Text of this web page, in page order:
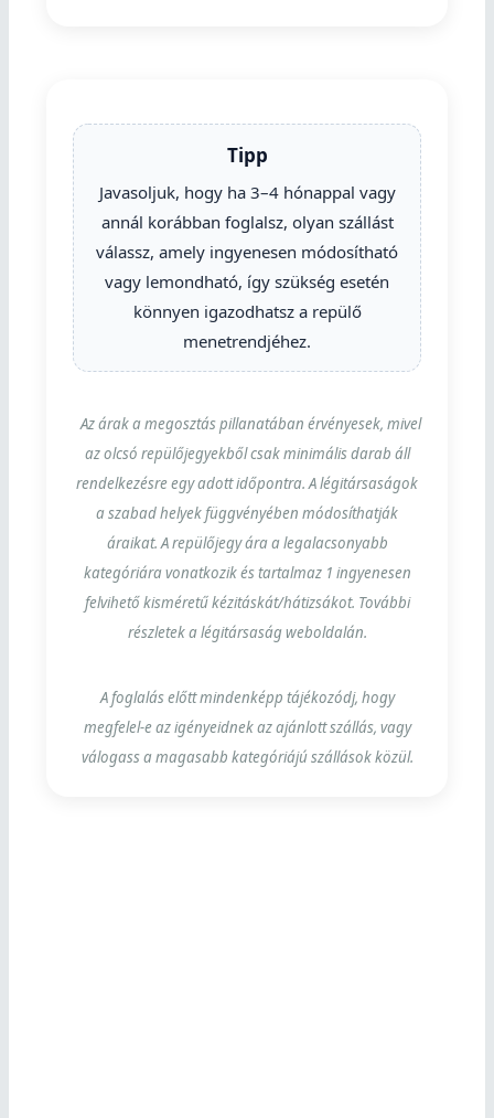
Tipp
Javasoljuk, hogy ha 3–4 hónappal vagy
annál korábban foglalsz, olyan szállást
válassz, amely ingyenesen módosítható
vagy lemondható, így szükség esetén
könnyen igazodhatsz a repülő
menetrendjéhez.
Az árak a megosztás pillanatában érvényesek, mivel
az olcsó repülőjegyekből csak minimális darab áll
rendelkezésre egy adott időpontra. A légitársaságok
a szabad helyek függvényében módosíthatják
áraikat. A repülőjegy ára a legalacsonyabb
kategóriára vonatkozik és tartalmaz 1 ingyenesen
felvihető kisméretű kézitáskát/hátizsákot. További
részletek a légitársaság weboldalán.
A foglalás előtt mindenképp tájékozódj, hogy
megfelel-e az igényeidnek az ajánlott szállás, vagy
válogass a magasabb kategóriájú szállások közül.